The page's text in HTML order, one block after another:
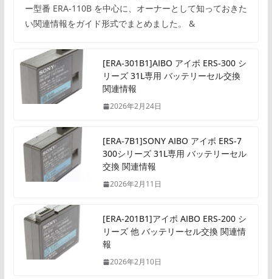
ー型番 ERA-110B を中心に、オーナーとして知っておきた
い関連情報をガイド形式でまとめました。 &
[ERA-301B1]AIBO アイボ ERS-300 シ
リーズ 31L専用 バッテリーセル交換
関連情報
2026年2月24日
[ERA-7B1]SONY AIBO アイボ ERS-7
300シリーズ 31L専用 バッテリーセル
交換 関連情報
2026年2月11日
[ERA-201B1]アイボ AIBO ERS-200 シ
リーズ 他 バッテリーセル交換 関連情
報
2026年2月10日